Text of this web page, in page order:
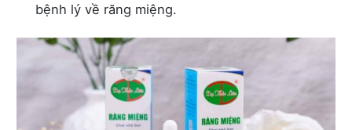
bệnh lý về răng miệng.